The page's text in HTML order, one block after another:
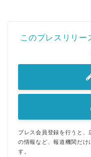
このプレスリリー
プレス会員登録を行うと
の情報など、報道機関だけ
す。